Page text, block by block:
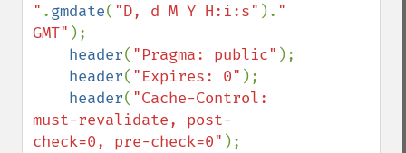
" .gmdate( "D, d M Y H:i:s" ). "
GMT" );
header( "Pragma: public" );
header( "Expires: 0" );
header( "Cache-Control:
must-revalidate, post-
check=0, pre-check=0" );